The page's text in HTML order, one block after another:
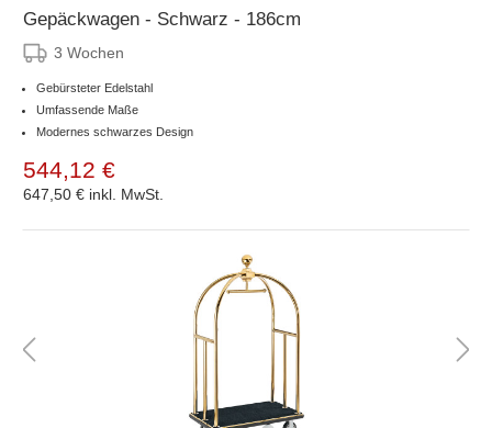
Gepäckwagen - Schwarz - 186cm
3 Wochen
Gebürsteter Edelstahl
Umfassende Maße
Modernes schwarzes Design
544,12 €
647,50 € inkl. MwSt.